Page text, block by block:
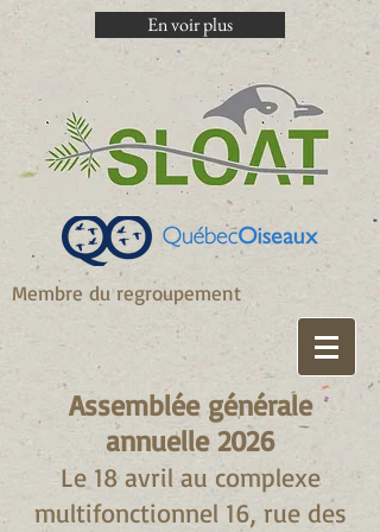
En voir plus
Membre du regroupement
Assemblée générale
annuelle 2026
Le 18 avril au complexe
multifonctionnel 16, rue des